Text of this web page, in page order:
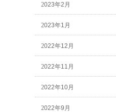
2023年2月
2023年1月
2022年12月
2022年11月
2022年10月
2022年9月